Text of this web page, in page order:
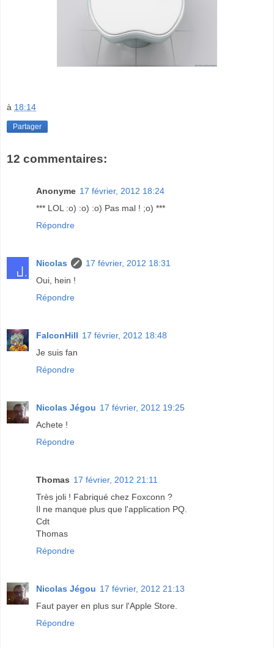
à 18:14
Partager
12 commentaires:
Anonyme 17 février, 2012 18:24
*** LOL :o) :o) :o) Pas mal ! ;o) ***
Répondre
Nicolas
17 février, 2012 18:31
Oui, hein !
Répondre
FalconHill 17 février, 2012 18:48
Je suis fan
Répondre
Nicolas Jégou 17 février, 2012 19:25
Achete !
Répondre
Thomas 17 février, 2012 21:11
Très joli ! Fabriqué chez Foxconn ?
Il ne manque plus que l'application PQ.
Cdt
Thomas
Répondre
Nicolas Jégou 17 février, 2012 21:13
Faut payer en plus sur l'Apple Store.
Répondre